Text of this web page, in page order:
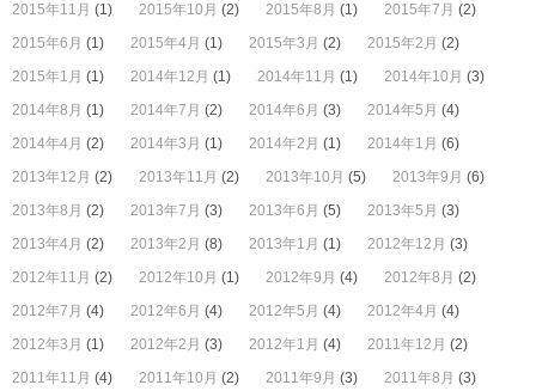
2015年11月 (1) 2015年10月 (2) 2015年8月 (1) 2015年7月 (2)
2015年6月 (1) 2015年4月 (1) 2015年3月 (2) 2015年2月 (2)
2015年1月 (1) 2014年12月 (1) 2014年11月 (1) 2014年10月 (3)
2014年8月 (1) 2014年7月 (2) 2014年6月 (3) 2014年5月 (4)
2014年4月 (2) 2014年3月 (1) 2014年2月 (1) 2014年1月 (6)
2013年12月 (2) 2013年11月 (2) 2013年10月 (5) 2013年9月 (6)
2013年8月 (2) 2013年7月 (3) 2013年6月 (5) 2013年5月 (3)
2013年4月 (2) 2013年2月 (8) 2013年1月 (1) 2012年12月 (3)
2012年11月 (2) 2012年10月 (1) 2012年9月 (4) 2012年8月 (2)
2012年7月 (4) 2012年6月 (4) 2012年5月 (4) 2012年4月 (4)
2012年3月 (1) 2012年2月 (3) 2012年1月 (4) 2011年12月 (2)
2011年11月 (4) 2011年10月 (2) 2011年9月 (3) 2011年8月 (3)